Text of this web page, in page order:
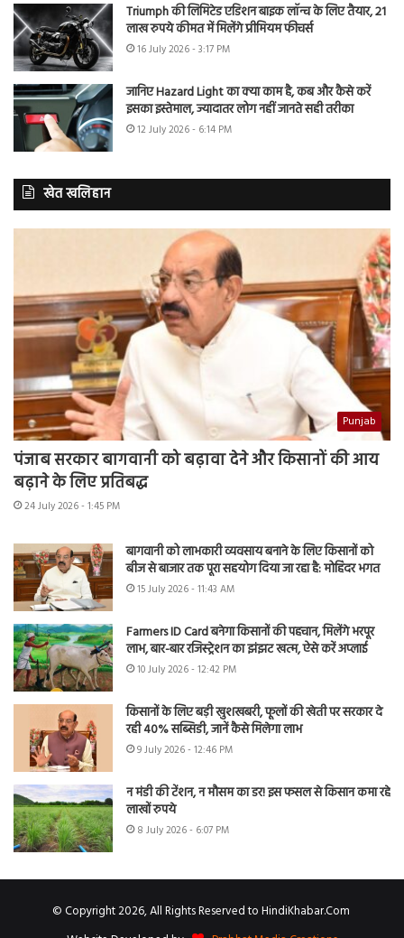
Triumph की लिमिटेड एडिशन बाइक लॉन्च के लिए तैयार, 21
लाख रुपये कीमत में मिलेंगे प्रीमियम फीचर्स
16 July 2026 - 3:17 PM
जानिए Hazard Light का क्या काम है, कब और कैसे करें
इसका इस्तेमाल, ज्यादातर लोग नहीं जानते सही तरीका
12 July 2026 - 6:14 PM
खेत खलिहान
Punjab
पंजाब सरकार बागवानी को बढ़ावा देने और किसानों की आय
बढ़ाने के लिए प्रतिबद्ध
24 July 2026 - 1:45 PM
बागवानी को लाभकारी व्यवसाय बनाने के लिए किसानों को
बीज से बाजार तक पूरा सहयोग दिया जा रहा है: मोहिंदर भगत
15 July 2026 - 11:43 AM
Farmers ID Card बनेगा किसानों की पहचान, मिलेंगे भरपूर
लाभ, बार-बार रजिस्ट्रेशन का झंझट खत्म, ऐसे करें अप्लाई
10 July 2026 - 12:42 PM
किसानों के लिए बड़ी खुशखबरी, फूलों की खेती पर सरकार दे
रही 40% सब्सिडी, जानें कैसे मिलेगा लाभ
9 July 2026 - 12:46 PM
न मंडी की टेंशन, न मौसम का डर! इस फसल से किसान कमा रहे
लाखों रुपये
8 July 2026 - 6:07 PM
© Copyright 2026, All Rights Reserved to HindiKhabar.Com